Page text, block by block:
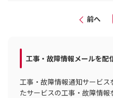
前へ
工事・故障情報メールを配
工事・故障情報通知サービ
たサービスの工事・故障情